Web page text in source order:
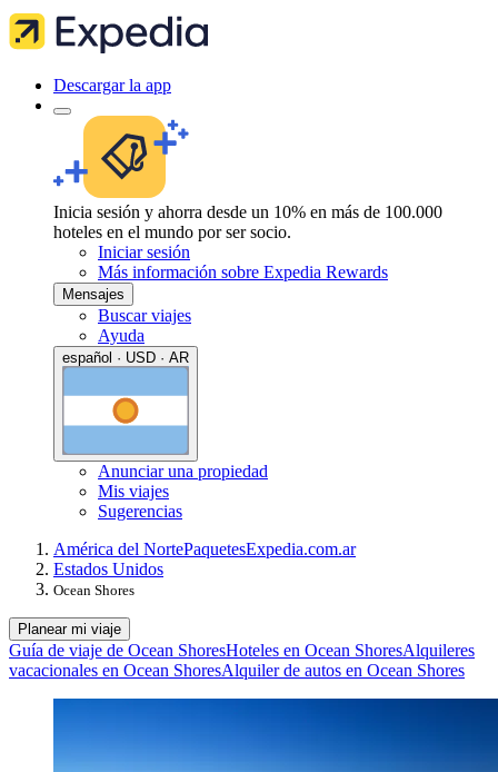
Descargar la app
Inicia sesión y ahorra desde un 10% en más de 100.000
hoteles en el mundo por ser socio.
Iniciar sesión
Más información sobre Expedia Rewards
Mensajes
Buscar viajes
Ayuda
español · USD · AR
Anunciar una propiedad
Mis viajes
Sugerencias
América del NortePaquetesExpedia.com.ar
Estados Unidos
Ocean Shores
Planear mi viaje
Guía de viaje de Ocean ShoresHoteles en Ocean ShoresAlquileres
vacacionales en Ocean ShoresAlquiler de autos en Ocean Shores